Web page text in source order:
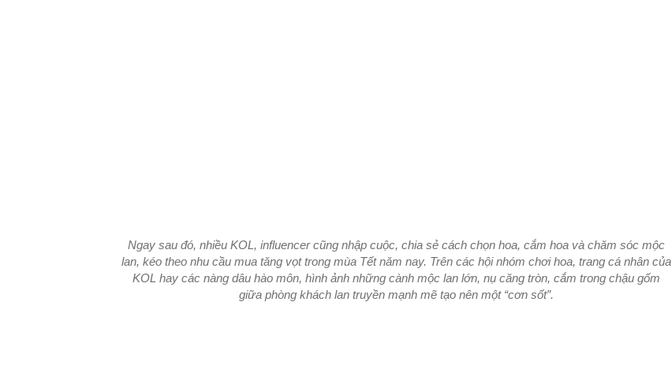
Ngay sau đó, nhiều KOL, influencer cũng nhập cuộc, chia sẻ cách chọn hoa, cắm hoa và chăm sóc mộc
lan, kéo theo nhu cầu mua tăng vọt trong mùa Tết năm nay. Trên các hội nhóm chơi hoa, trang cá nhân của
KOL hay các nàng dâu hào môn, hình ảnh những cành mộc lan lớn, nụ căng tròn, cắm trong chậu gốm
giữa phòng khách lan truyền mạnh mẽ tạo nên một “cơn sốt”.